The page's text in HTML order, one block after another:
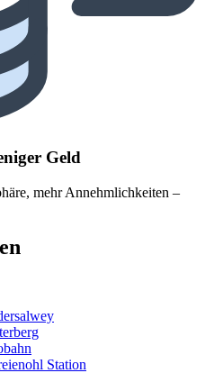
Geld
mehr Annehmlichkeiten –
Station